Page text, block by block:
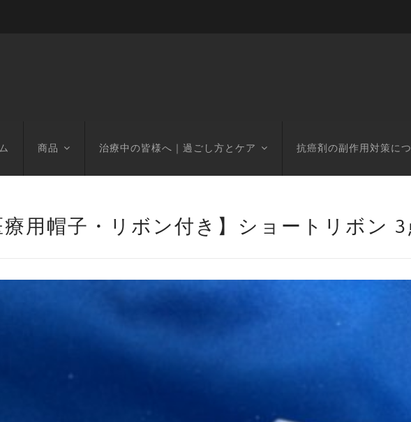
商品 治療中の皆様へ｜過ごし方とケア 抗癌剤の副作用対策に
療用帽子・リボン付き】ショートリボン 3